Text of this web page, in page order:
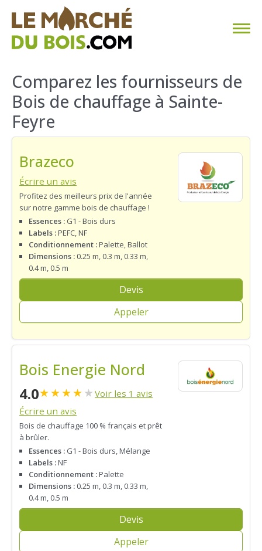
CHAUFFAGE AU BOIS
FAQ
CALCULER SA CONSOMMATION
TROUVER SON FOURNISSEUR
BLOG
ESPACE PRO
Comparez les fournisseurs de
Bois de chauffage à Sainte-
Feyre
Brazeco
Écrire un avis
Profitez des meilleurs prix de l'année
sur notre gamme bois de chauffage !
Essences : G1 - Bois durs
Labels :PEFC, NF
Conditionnement :Palette, Ballot
Dimensions : 0.25 m, 0.3 m, 0.33 m,
0.4 m, 0.5 m
Devis
Appeler
Bois Energie Nord
4.0★★★★★ Voir les 1 avis
Écrire un avis
Bois de chauffage 100 % français et prêt
à brûler.
Essences : G1 - Bois durs, Mélange
Labels :NF
Conditionnement :Palette
Dimensions : 0.25 m, 0.3 m, 0.33 m,
0.4 m, 0.5 m
Devis
Appeler